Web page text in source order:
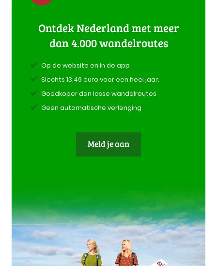
Ontdek Nederland met meer
dan 4.000 wandelroutes
Op de website en in de app
Slechts 13,49 euro voor een heel jaar.
Goedkoper dan losse wandelroutes
Geen automatische verlenging
Meld je aan